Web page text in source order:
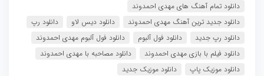
دانلود تمام آهنگ های مهدی احمدوند
دانلود جدید ترین آهنگ مهدی احمدوند
دانلود دیس لاو
دانلود رپ
دانلود رپ جدید
دانلود فول آلبوم
دانلود فول آلبوم مهدی احمدوند
دانلود فیلم با بازی مهدی احمدوند
دانلود مصاحبه با مهدی احمدوند
دانلود موزیک پاپ
دانلود موزیک جدید